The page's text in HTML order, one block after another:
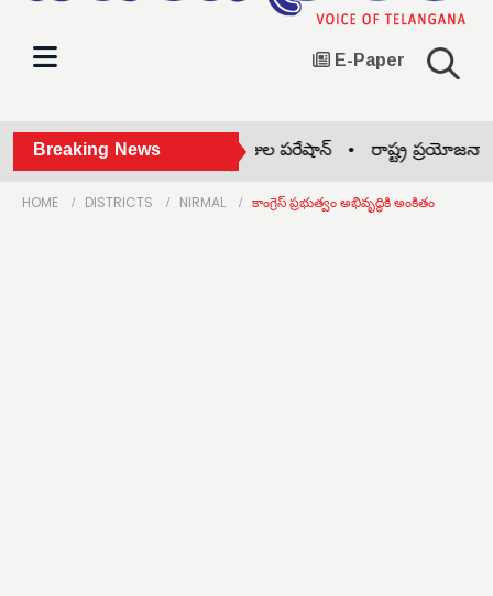
E-Paper
Breaking News
అనలాగ్ పనీర్‌పై బ్యాన్ • ఫీజుల పరేషాన్ • రాష్ట్ర ప్రయోజనాలు
HOME DISTRICTS NIRMAL కాంగ్రెస్ ప్రభుత్వం అభివృద్ధికి అంకితం